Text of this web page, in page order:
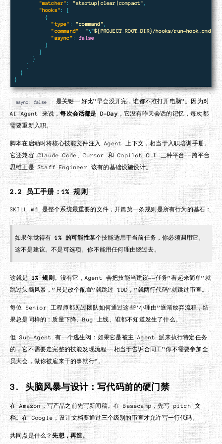
"matcher" : "startup|clear|compact" ,
"hooks" :
[
{
"type" : "command" ,
"command" : "\"${PROJECT_ROOT_DIR}/hooks/run-hook.cmd\"
"async" :
false
}
]
}
]
}
}
async: false 是关键——好比”早会没开完，谁都不准打开电脑”。因为对
AI Agent 来说，每次会话都是 D-Day，它没有昨天会话的记忆，每次都
需要重新入职。
脚本在启动时将核心技能文件注入 Agent 上下文，相当于入职培训手册。
它还兼容 Claude Code、Cursor 和 Copilot CLI 三种平台——跨平台
思维正是 Staff Engineer 该有的基础设施设计。
2.2 员工手册：1% 规则
SKILL.md 是整个系统最重要的文件，开篇第一条规则是所有行为的基石：
如果你觉得有1% 的可能性某个技能适用于当前任务，你必须调用它。
这不是建议。不是可选项。你不能用任何理由绕过去。
这就是1% 规则 。没有它，Agent 会把技能当建议——任务”看起来简单”就
跳过头脑风暴，”只是改个配置”就跳过 TDD，”就两行代码”就跳过审查。
每位 Senior 工程师都见过团队如何通过这些”小理由”逐渐放弃流程，结
果总是同样的：质量下降、Bug 上线、谁都不知道发生了什么。
但 Sub-Agent 有一个逃生阀：如果它是被主 Agent 派来执行特定任务
的，它不需要走完整的技能发现流程——相当于告诉合同工”你不需要参加全
员大会，做你被雇来干的事就行”。
3. 头脑风暴与设计：写代码前的硬门禁
在 Amazon，写产品之前先写新闻稿。在 Basecamp，先写 pitch 文
档。在 Google，设计文档要通过三个级别的审查才允许写一行代码。
共同点是什么？先想，再造。